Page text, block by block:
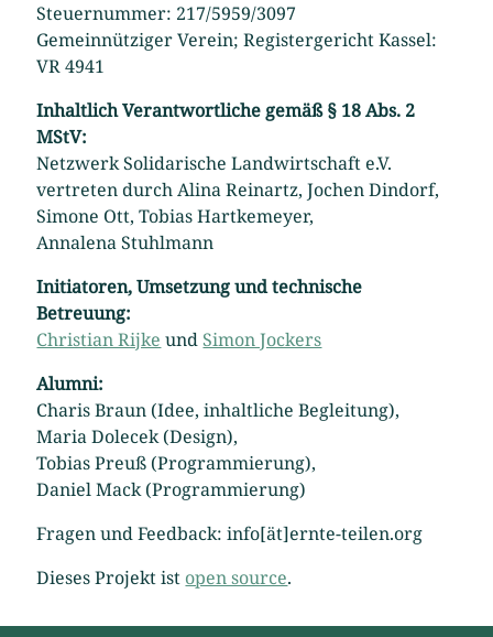
Steuernummer: 217/5959/3097
Gemeinnütziger Verein; Registergericht Kassel:
VR 4941
Inhaltlich Verantwortliche gemäß § 18 Abs. 2
MStV:
Netzwerk Solidarische Landwirtschaft e.V.
vertreten durch Alina Reinartz, Jochen Dindorf,
Simone Ott, Tobias Hartkemeyer,
Annalena Stuhlmann
Initiatoren, Umsetzung und technische
Betreuung:
Christian Rijke und Simon Jockers
Alumni:
Charis Braun (Idee, inhaltliche Begleitung),
Maria Dolecek (Design),
Tobias Preuß (Programmierung),
Daniel Mack (Programmierung)
Fragen und Feedback: info[ät]ernte-teilen.org
Dieses Projekt ist open source.